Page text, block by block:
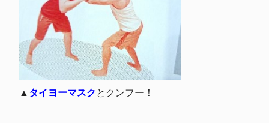
▲ タイヨーマスク とクンフー！